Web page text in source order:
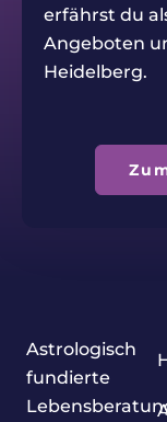
erfährst du
Angeboten
Heidelberg.
Astrologisch
fundierte